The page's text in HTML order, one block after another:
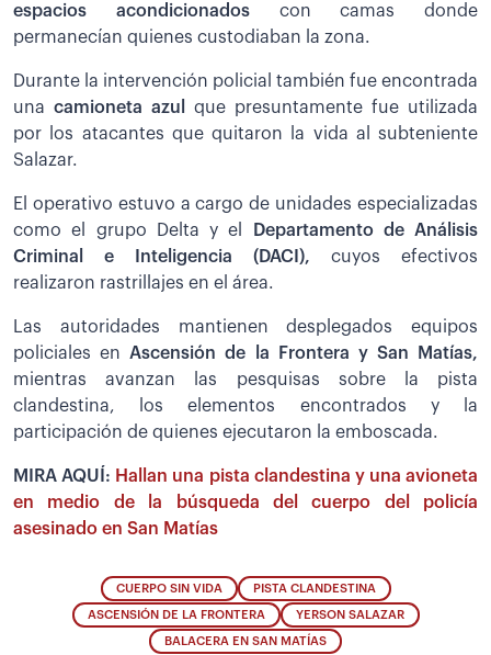
espacios acondicionados con camas donde
permanecían quienes custodiaban la zona.
Durante la intervención policial también fue encontrada
una camioneta azul que presuntamente fue utilizada
por los atacantes que quitaron la vida al subteniente
Salazar.
El operativo estuvo a cargo de unidades especializadas
como el grupo Delta y el
Departamento de Análisis
Criminal e Inteligencia (DACI), cuyos efectivos
realizaron rastrillajes en el área.
Las autoridades mantienen desplegados equipos
policiales en Ascensión de la Frontera y San Matías,
mientras avanzan las pesquisas sobre la pista
clandestina, los elementos encontrados y la
participación de quienes ejecutaron la emboscada.
MIRA AQUÍ: Hallan una pista clandestina y una avioneta
en medio de la búsqueda del cuerpo del policía
asesinado en San Matías
CUERPO SIN VIDA PISTA CLANDESTINA
ASCENSIÓN DE LA FRONTERA YERSON SALAZAR
BALACERA EN SAN MATÍAS